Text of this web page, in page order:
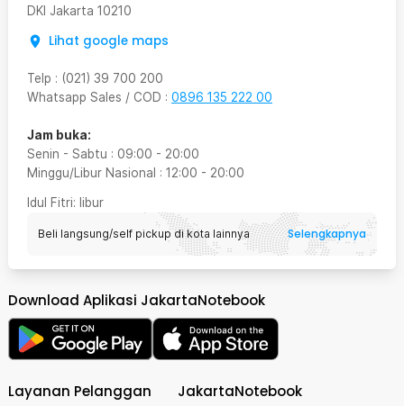
DKI Jakarta 10210
Lihat google maps
Telp : (021) 39 700 200
Whatsapp Sales / COD : 0896 135 222 00
Jam buka:
Senin - Sabtu : 09:00 - 20:00
Minggu/Libur Nasional : 12:00 - 20:00
Idul Fitri: libur
Beli langsung/self pickup di kota lainnya Selengkapnya
Download Aplikasi JakartaNotebook
Layanan Pelanggan JakartaNotebook